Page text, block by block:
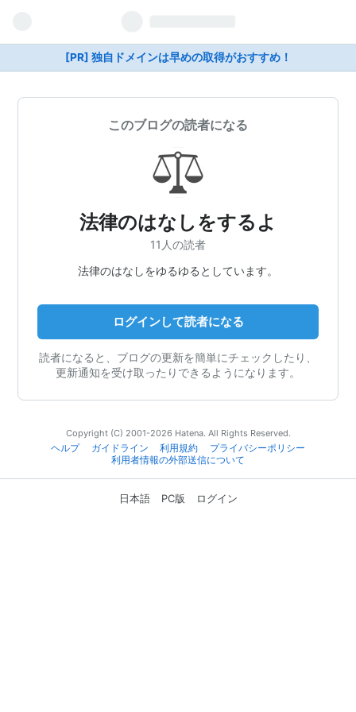
[PR] 独自ドメインは早めの取得がおすすめ！
このブログの読者になる
法律のはなしをするよ
11人の読者
法律のはなしをゆるゆるとしています。
ログインして読者になる
読者になると、ブログの更新を簡単にチェックしたり、
更新通知を受け取ったりできるようになります。
Copyright (C) 2001-2026 Hatena. All Rights Reserved.
ヘルプ
ガイドライン 利用規約
プライバシーポリシー
利用者情報の外部送信について
日本語 PC版 ログイン